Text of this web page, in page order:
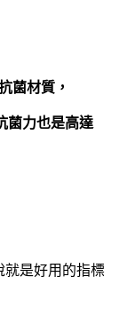
菌材質，
菌力也是高達
就是好用的指標